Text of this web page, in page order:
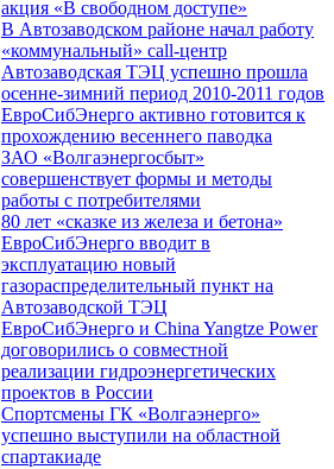
акция «В свободном доступе»
В Автозаводском районе начал работу
«коммунальный» call-центр
Автозаводская ТЭЦ успешно прошла
осенне-зимний период 2010-2011 годов
ЕвроСибЭнерго активно готовится к
прохождению весеннего паводка
ЗАО «Волгаэнергосбыт»
совершенствует формы и методы
работы с потребителями
80 лет «сказке из железа и бетона»
ЕвроСибЭнерго вводит в
эксплуатацию новый
газораспределительный пункт на
Автозаводской ТЭЦ
ЕвроСибЭнерго и China Yangtze Power
договорились о совместной
реализации гидроэнергетических
проектов в России
Спортсмены ГК «Волгаэнерго»
успешно выступили на областной
спартакиаде